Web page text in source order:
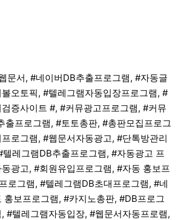
문서, #네이버DB추출프로그램, #자동글
오토픽, #텔레그램자동입장프로그램, #
증사이트 #, #커뮤광고프로그램, #커뮤
출프로그램, #토토총판, #총판모집프로그
로그램, #웹문서자동광고, #단톡방관리
레그램DB추출프로그램, #자동광고 프
광고, #회원유입프로그램, #자동 홍보프
로그램, #텔레그램DB초대프로그램, #네
홍보프로그램, #카지노총판, #DB프로그
#텔레그램자동입장, #웹문서자동프로램,